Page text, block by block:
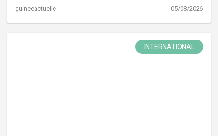
guineeactuelle 05/08/2026
INTERNATIONAL